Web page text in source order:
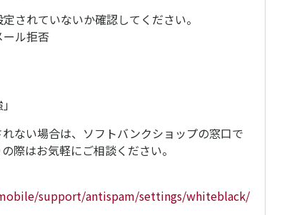
されていないか確認してください。
ル拒否
ない場合は、ソフトバンクショップの窓口で
際はお気軽にご相談ください。
support/antispam/settings/whiteblack/